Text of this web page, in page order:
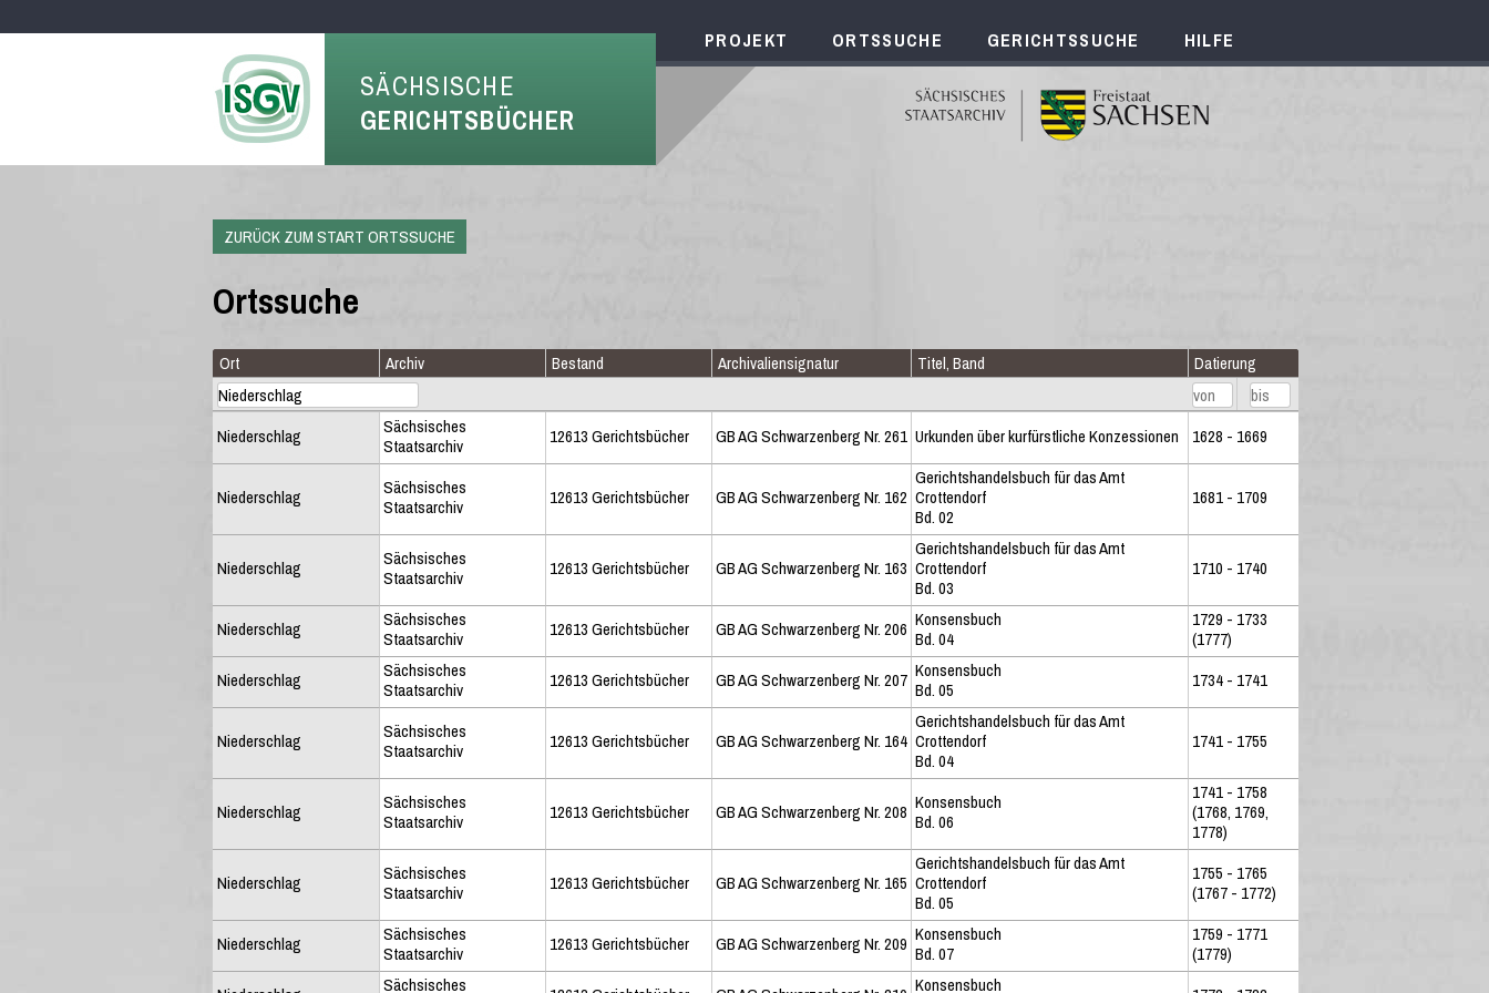
SÄCHSISCHE
GERICHTSBÜCHER
PROJEKT ORTSSUCHE GERICHTSSUCHE HILFE
ZURÜCK ZUM START ORTSSUCHE
Ortssuche
Ort Archiv Bestand Archivaliensignatur Titel, Band Datierung
Niederschlag
Sächsisches
Staatsarchiv
12613 Gerichtsbücher GB AG Schwarzenberg Nr. 261 Urkunden über kurfürstliche Konzessionen 1628 - 1669
Niederschlag
Sächsisches
Staatsarchiv
12613 Gerichtsbücher GB AG Schwarzenberg Nr. 162
Gerichtshandelsbuch für das Amt
Crottendorf
Bd. 02
1681 - 1709
Niederschlag
Sächsisches
Staatsarchiv
12613 Gerichtsbücher GB AG Schwarzenberg Nr. 163
Gerichtshandelsbuch für das Amt
Crottendorf
Bd. 03
1710 - 1740
Niederschlag
Sächsisches
Staatsarchiv
12613 Gerichtsbücher GB AG Schwarzenberg Nr. 206 Konsensbuch
Bd. 04
1729 - 1733
(1777)
Niederschlag
Sächsisches
Staatsarchiv
12613 Gerichtsbücher GB AG Schwarzenberg Nr. 207 Konsensbuch
Bd. 05
1734 - 1741
Niederschlag
Sächsisches
Staatsarchiv
12613 Gerichtsbücher GB AG Schwarzenberg Nr. 164
Gerichtshandelsbuch für das Amt
Crottendorf
Bd. 04
1741 - 1755
Niederschlag
Sächsisches
Staatsarchiv
12613 Gerichtsbücher GB AG Schwarzenberg Nr. 208 Konsensbuch
Bd. 06
1741 - 1758
(1768, 1769,
1778)
Niederschlag
Sächsisches
Staatsarchiv
12613 Gerichtsbücher GB AG Schwarzenberg Nr. 165
Gerichtshandelsbuch für das Amt
Crottendorf
Bd. 05
1755 - 1765
(1767 - 1772)
Niederschlag
Sächsisches
Staatsarchiv
12613 Gerichtsbücher GB AG Schwarzenberg Nr. 209 Konsensbuch
Bd. 07
1759 - 1771
(1779)
Sächsisches
Konsensbuch